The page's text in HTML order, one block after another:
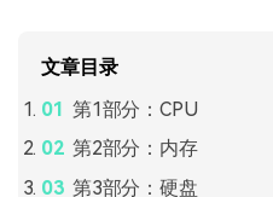
文章目录
第1部分：CPU
第2部分：内存
第3部分：硬盘